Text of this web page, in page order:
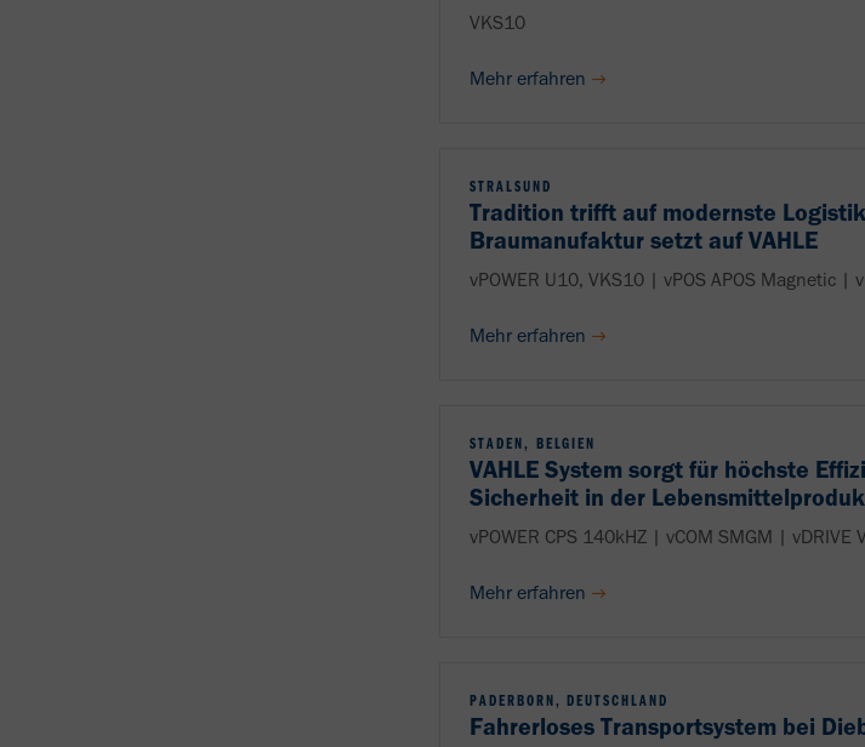
VKS10
Mehr erfahren
STRALSUND
Tradition trifft auf modernste
Braumanufaktur setzt auf VAHLE
vPOWER U10, VKS10 | vPOS APOS Magnetic |
Mehr erfahren
STADEN, BELGIEN
VAHLE System sorgt für höchste
Sicherheit in der
vPOWER CPS 140kHZ | vCOM SMGM | vDRIVE
Mehr erfahren
PADERBORN, DEUTSCHLAND
Fahrerloses Transportsystem bei